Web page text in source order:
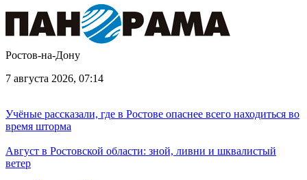
Ростов-на-Дону
7 августа 2026, 07:14
Учёные рассказали, где в Ростове опаснее всего находиться во
время шторма
Август в Ростовской области: зной, ливни и шквалистый
ветер